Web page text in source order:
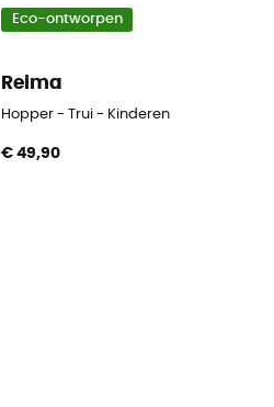
Eco-ontworpen
Reima
Hopper - Trui - Kinderen
€ 49,90